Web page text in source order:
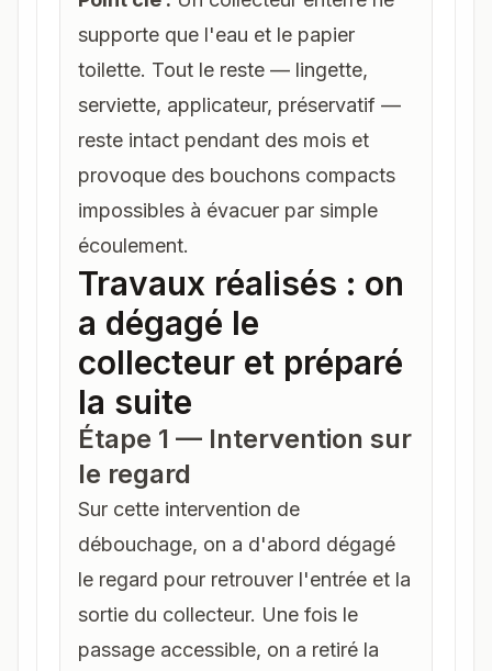
supporte que l'eau et le papier
toilette. Tout le reste — lingette,
serviette, applicateur, préservatif —
reste intact pendant des mois et
provoque des bouchons compacts
impossibles à évacuer par simple
écoulement.
Travaux réalisés : on
a dégagé le
collecteur et préparé
la suite
Étape 1 — Intervention sur
le regard
Sur cette intervention de
débouchage, on a d'abord dégagé
le regard pour retrouver l'entrée et la
sortie du collecteur. Une fois le
passage accessible, on a retiré la